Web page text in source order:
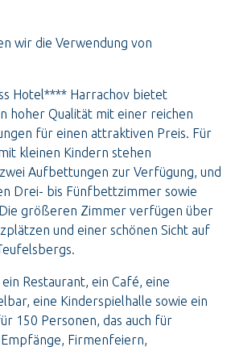
wir die Verwendung von
Hotel**** Harrachov bietet
hoher Qualität mit einer reichen
für einen attraktiven Preis. Für
kleinen Kindern stehen
Aufbettungen zur Verfügung, und
Drei- bis Fünfbettzimmer sowie
größeren Zimmer verfügen über
und einer schönen Sicht auf
Restaurant, ein Café, eine
eine Kinderspielhalle sowie ein
150 Personen, das auch für
Firmenfeiern,